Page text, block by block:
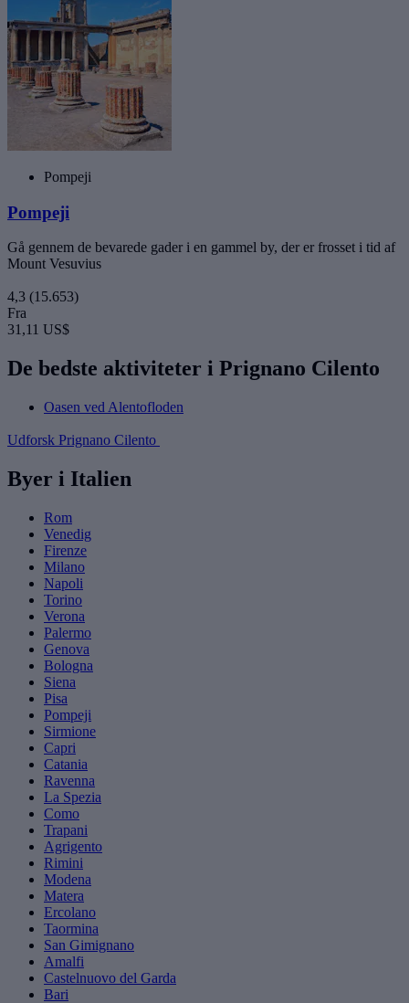
Pompeji
Pompeji
Gå gennem de bevarede gader i en gammel by, der er frosset i tid af
Mount Vesuvius
4,3 (15.653)
Fra
31,11 US$
De bedste aktiviteter i Prignano Cilento
Oasen ved Alentofloden
Udforsk Prignano Cilento
Byer i Italien
Rom
Venedig
Firenze
Milano
Napoli
Torino
Verona
Palermo
Genova
Bologna
Siena
Pisa
Pompeji
Sirmione
Capri
Catania
Ravenna
La Spezia
Como
Trapani
Agrigento
Rimini
Modena
Matera
Ercolano
Taormina
San Gimignano
Amalfi
Castelnuovo del Garda
Bari